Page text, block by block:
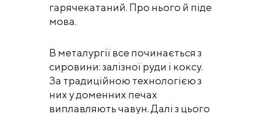
гарячекатаний. Про нього й піде
мова.
В металургії все починається з
сировини: залізної руди і коксу.
За традиційною технологією з
них у доменних печах
виплавляють чавун. Далі з цього